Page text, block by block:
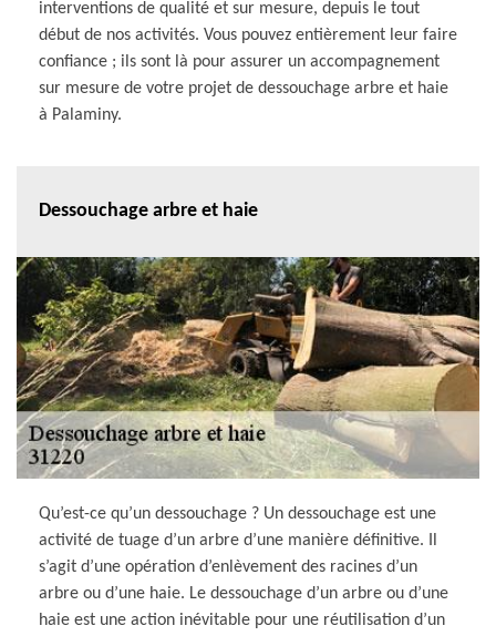
interventions de qualité et sur mesure, depuis le tout
début de nos activités. Vous pouvez entièrement leur faire
confiance ; ils sont là pour assurer un accompagnement
sur mesure de votre projet de dessouchage arbre et haie
à Palaminy.
Dessouchage arbre et haie
Qu’est-ce qu’un dessouchage ? Un dessouchage est une
activité de tuage d’un arbre d’une manière définitive. Il
s’agit d’une opération d’enlèvement des racines d’un
arbre ou d’une haie. Le dessouchage d’un arbre ou d’une
haie est une action inévitable pour une réutilisation d’un